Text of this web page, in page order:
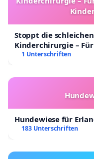
Stoppt die
Kinderchirurgie –
Kinder in Deutschland
1 Unterschriften
Hundewiese für
183 Unterschriften